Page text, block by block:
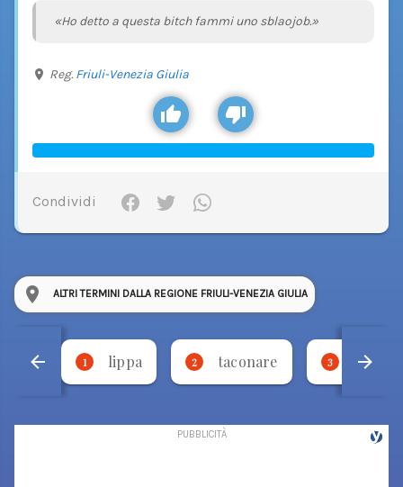
«Ho detto a questa bitch fammi uno sblaojob.»
Reg. Friuli-Venezia Giulia
Condividi
ALTRI TERMINI DALLA REGIONE FRIULI-VENEZIA GIULIA
1 lippa 2 taconare 3 necca